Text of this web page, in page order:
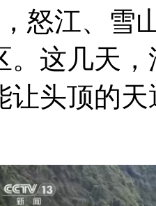
怒江、雪
。这几天
让头顶的